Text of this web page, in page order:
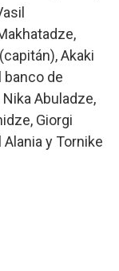
Akaki
banco de
Abuladze,
Giorgi
y Tornike